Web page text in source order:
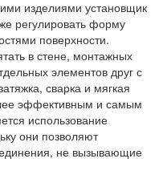
изделиями установщик
регулировать форму
поверхности.
в стене, монтажных
элементов друг с
сварка и мягкая
эффективным и самым
использование
они позволяют
не вызывающие